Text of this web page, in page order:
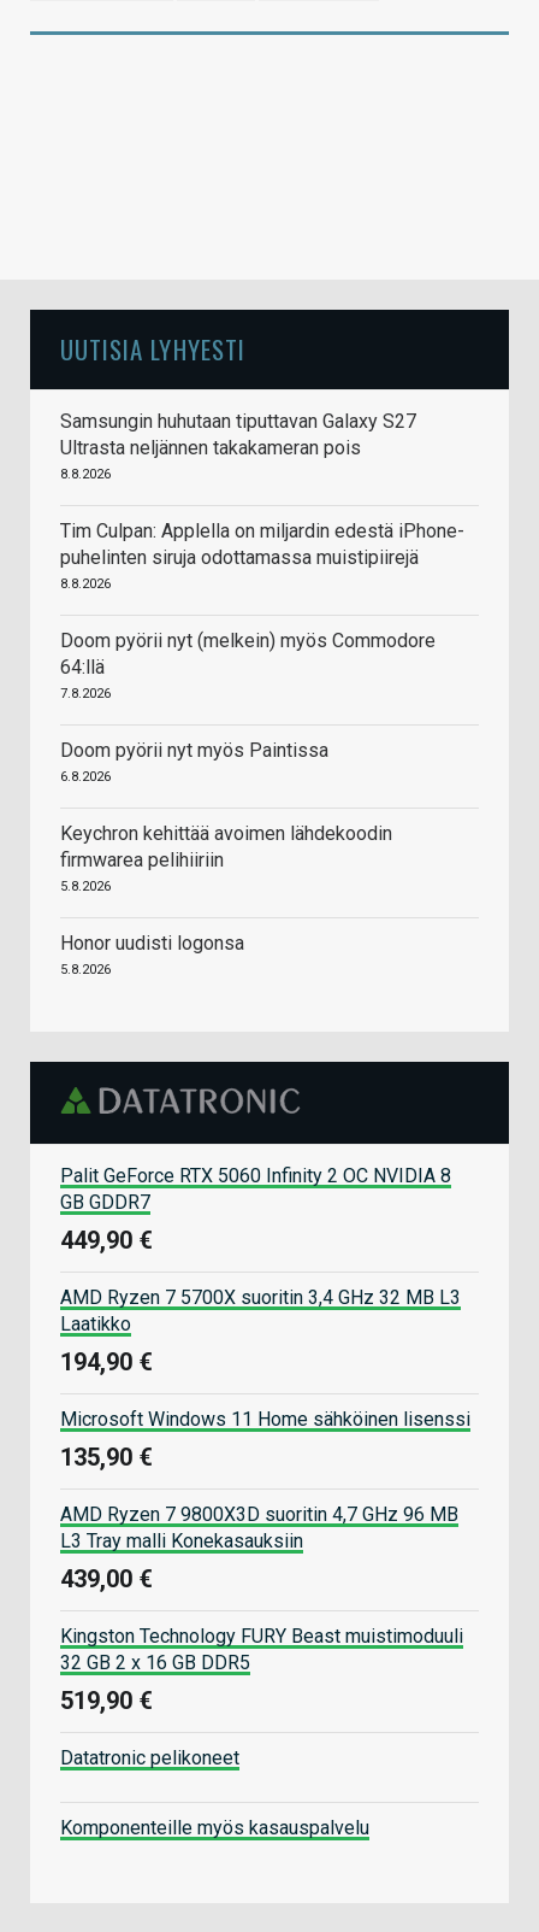
UUTISIA LYHYESTI
Samsungin huhutaan tiputtavan Galaxy S27
Ultrasta neljännen takakameran pois
8.8.2026
Tim Culpan: Applella on miljardin edestä iPhone-
puhelinten siruja odottamassa muistipiirejä
8.8.2026
Doom pyörii nyt (melkein) myös Commodore
64:llä
7.8.2026
Doom pyörii nyt myös Paintissa
6.8.2026
Keychron kehittää avoimen lähdekoodin
firmwarea pelihiiriin
5.8.2026
Honor uudisti logonsa
5.8.2026
Palit GeForce RTX 5060 Infinity 2 OC NVIDIA 8
GB GDDR7
449,90 €
AMD Ryzen 7 5700X suoritin 3,4 GHz 32 MB L3
Laatikko
194,90 €
Microsoft Windows 11 Home sähköinen lisenssi
135,90 €
AMD Ryzen 7 9800X3D suoritin 4,7 GHz 96 MB
L3 Tray malli Konekasauksiin
439,00 €
Kingston Technology FURY Beast muistimoduuli
32 GB 2 x 16 GB DDR5
519,90 €
Datatronic pelikoneet
Komponenteille myös kasauspalvelu